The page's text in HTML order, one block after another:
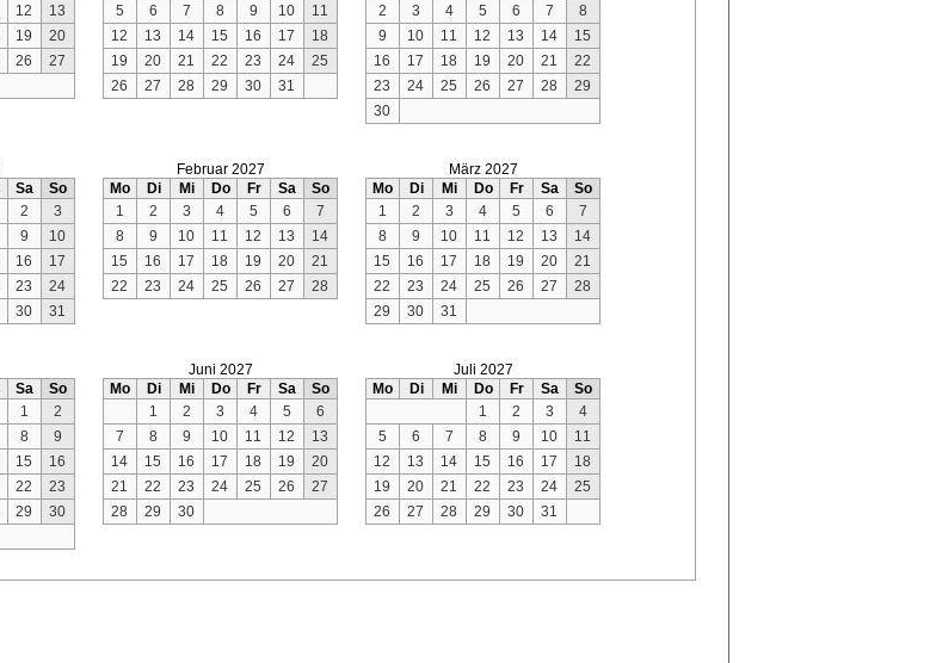
12
13
19
20
26
27
5
6 7 8 9 10
11
12
13 14 15 16 17
18
19
20 21 22 23 24
25
26
27 28 29 30 31
2
3 4 5 6 7
8
9
10 11 12 13 14
15
16
17 18 19 20 21
22
23
24 25 26 27 28
29
30
Sa
So
2
3
9
10
16
17
23
24
30 31
Februar 2027
Mo
Di Mi Do Fr Sa
So
1
2 3 4 5 6
7
8
9 10 11 12 13
14
15
16 17 18 19 20
21
22
23 24 25 26 27 28
März 2027
Mo
Di Mi Do Fr Sa
So
1
2 3 4 5 6
7
8
9 10 11 12 13
14
15
16 17 18 19 20
21
22
23 24 25 26 27
28
29
30 31
Sa
So
1
2
8
9
15
16
22
23
29
30
Juni 2027
Mo
Di Mi Do Fr Sa
So
1
2 3 4 5
6
7
8 9 10 11 12
13
14
15 16 17 18 19
20
21
22 23 24 25 26
27
28
29 30
Juli 2027
Mo
Di Mi Do Fr Sa
So
1
2 3
4
5
6 7 8 9 10
11
12
13 14 15 16 17
18
19
20 21 22 23 24
25
26
27 28 29 30 31